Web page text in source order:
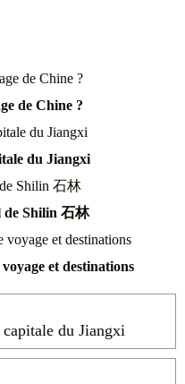
de Chine ?
du Jiangxi
Shilin 石林
et destinations
du Jiangxi